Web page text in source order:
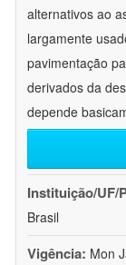
alternativos ao
largamente
pavimentação
derivados da
depende
Instituição/UF/
Brasil
Vigência: Mon